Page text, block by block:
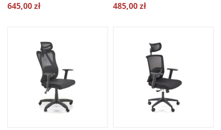
645,00 zł
485,00 zł